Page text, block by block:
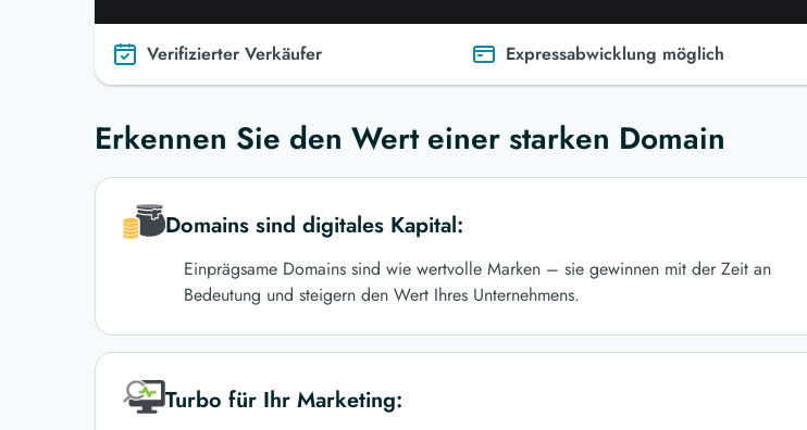
Verifizierter Verkäufer Expressabwicklung möglich
Erkennen Sie den Wert einer starken Domain
Domains sind digitales Kapital:
Einprägsame Domains sind wie wertvolle Marken – sie gewinnen mit der Zeit an
Bedeutung und steigern den Wert Ihres Unternehmens.
Turbo für Ihr Marketing: